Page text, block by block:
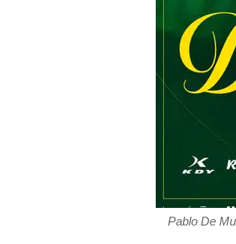
Pablo De